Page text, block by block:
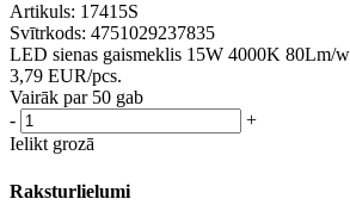
Artikuls: 17415S
Svītrkods: 4751029237835
LED sienas gaismeklis 15W 4000K 80Lm/
3,79 EUR/pcs.
Vairāk par 50 gab
-
+
Ielikt grozā
Raksturlielumi